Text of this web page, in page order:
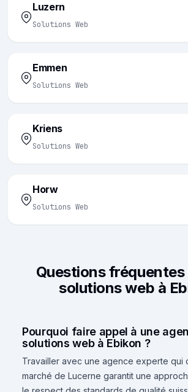
Luzern
Solutions Web
Emmen
Solutions Web
Kriens
Solutions Web
Horw
Solutions Web
Questions fréquentes
solutions web à
Pourquoi faire appel à une
solutions web à Ebikon ?
Travailler avec une agence experte qui
marché de Lucerne garantit une